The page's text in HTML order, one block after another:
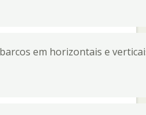
em horizontais e